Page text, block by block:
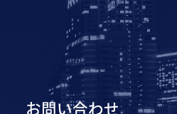
お問い合わせ